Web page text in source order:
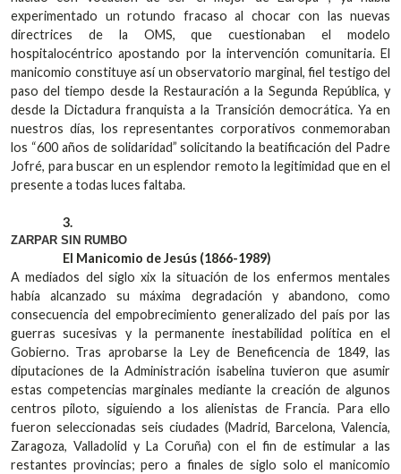
experimentado un rotundo fracaso al chocar con las nuevas
directrices de la OMS, que cuestionaban el modelo
hospitalocéntrico apostando por la intervención comunitaria. El
manicomio constituye así un observatorio marginal, fiel testigo del
paso del tiempo desde la Restauración a la Segunda República, y
desde la Dictadura franquista a la Transición democrática. Ya en
nuestros días, los representantes corporativos conmemoraban
los “600 años de solidaridad” solicitando la beatificación del Padre
Jofré, para buscar en un esplendor remoto la legitimidad que en el
presente a todas luces faltaba.
3.
ZARPAR SIN RUMBO
El Manicomio de Jesús (1866-1989)
A mediados del siglo xix la situación de los enfermos mentales
había alcanzado su máxima degradación y abandono, como
consecuencia del empobrecimiento generalizado del país por las
guerras sucesivas y la permanente inestabilidad política en el
Gobierno. Tras aprobarse la Ley de Beneficencia de 1849, las
diputaciones de la Administración isabelina tuvieron que asumir
estas competencias marginales mediante la creación de algunos
centros piloto, siguiendo a los alienistas de Francia. Para ello
fueron seleccionadas seis ciudades (Madrid, Barcelona, Valencia,
Zaragoza, Valladolid y La Coruña) con el fin de estimular a las
restantes provincias; pero a finales de siglo solo el manicomio